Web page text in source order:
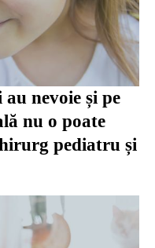
nevoie și pe
nu o poate
pediatru și